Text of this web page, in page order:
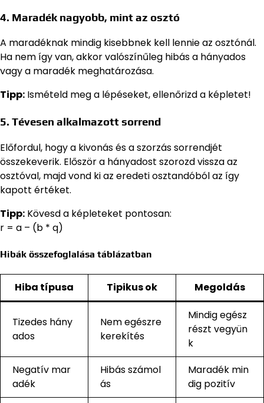
4. Maradék nagyobb, mint az osztó
A maradéknak mindig kisebbnek kell lennie az osztónál.
Ha nem így van, akkor valószínűleg hibás a hányados
vagy a maradék meghatározása.
Tipp: Ismételd meg a lépéseket, ellenőrizd a képletet!
5. Tévesen alkalmazott sorrend
Előfordul, hogy a kivonás és a szorzás sorrendjét
összekeverik. Először a hányadost szorozd vissza az
osztóval, majd vond ki az eredeti osztandóból az így
kapott értéket.
Tipp: Kövesd a képleteket pontosan:
r = a – (b * q)
Hibák összefoglalása táblázatban
Hiba típusa Tipikus ok Megoldás
Tizedes hány
ados
Nem egészre
kerekítés
Mindig egész
részt vegyün
k
Negatív mar
adék
Hibás számol
ás
Maradék min
dig pozitív